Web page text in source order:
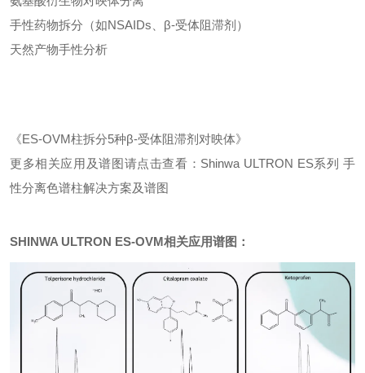
手性药物拆分（如NSAIDs、β-受体阻滞剂）
天然产物手性分析
《ES-OVM柱拆分5种β-受体阻滞剂对映体》
更多相关应用及谱图请点击查看：Shinwa ULTRON ES系列 手
性分离色谱柱解决方案及谱图
SHINWA ULTRON ES-OVM相关应用谱图：